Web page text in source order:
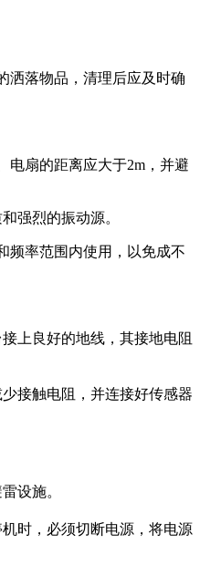
洒落物品，清理后应及时确
电扇的距离应大于2m，并避
强烈的振动源。
频率范围内使用，以免成不
上良好的地线，其接地电阻
接触电阻，并连接好传感器
设施。
时，必须切断电源，将电源